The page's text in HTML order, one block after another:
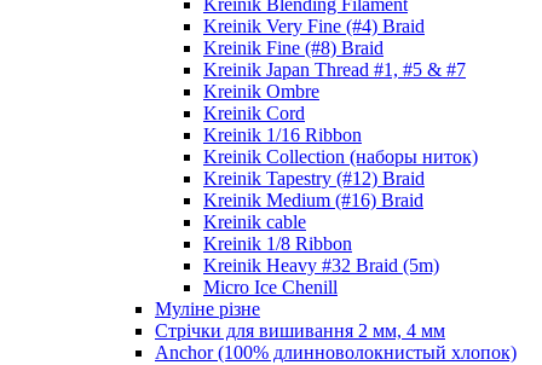
Kreinik Very Fine (#4) Braid
Kreinik Fine (#8) Braid
Kreinik Japan Thread #1, #5 & #7
Kreinik Ombre
Kreinik Cord
Kreinik 1/16 Ribbon
Kreinik Collection (наборы ниток)
Kreinik Tapestry (#12) Braid
Kreinik Medium (#16) Braid
Kreinik cable
Kreinik 1/8 Ribbon
Kreinik Heavy #32 Braid (5m)
Micro Ice Chenill
Муліне різне
Стрічки для вишивання 2 мм, 4 мм
Anchor (100% длинноволокнистый хлопок)